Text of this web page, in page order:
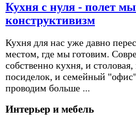
Кухня с нуля - полет
конструктивизм
Кухня для нас уже давно
местом, где мы готовим.
собственно кухня, и
посиделок, и семейный
проводим больше ...
Интерьер и мебель